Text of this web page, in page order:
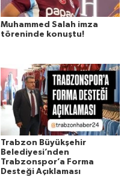
Muhammed Salah imza
töreninde konuştu!
Trabzon Büyükşehir
Belediyesi’nden
Trabzonspor’a Forma
Desteği Açıklaması